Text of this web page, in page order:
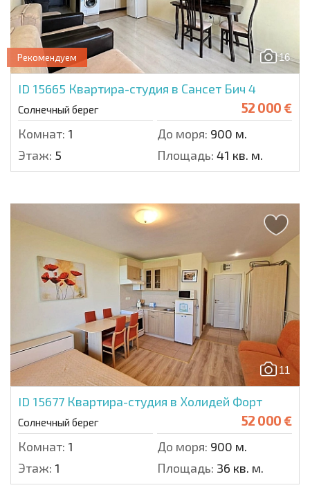
16
Рекомендуем
ID 15665 Квартира-студия в Сансет Бич 4
Солнечный берег 52 000 €
Комнат: 1 До моря: 900 м.
Этаж: 5 Площадь: 41 кв. м.
11
ID 15677 Квартира-студия в Холидей Форт
Солнечный берег 52 000 €
Комнат: 1 До моря: 900 м.
Этаж: 1 Площадь: 36 кв. м.